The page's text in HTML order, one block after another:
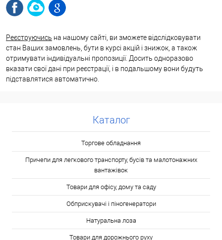
Реєструючись на нашому сайті, ви зможете відслідковувати
стан Ваших замовлень, бути в курсі акцій і знижок, а також
отримувати індивідуальні пропозиції. Досить одноразово
вказати свої дані при реєстрації, і в подальшому вони будуть
підставлятися автоматично.
Каталог
Торгове обладнання
Причепи для легкового транспорту, бусів та малотонажних
вантажівок
Товари для офісу, дому та саду
Обприскувачі і піногенератори
Натуральна лоза
Товари для дорожнього руху